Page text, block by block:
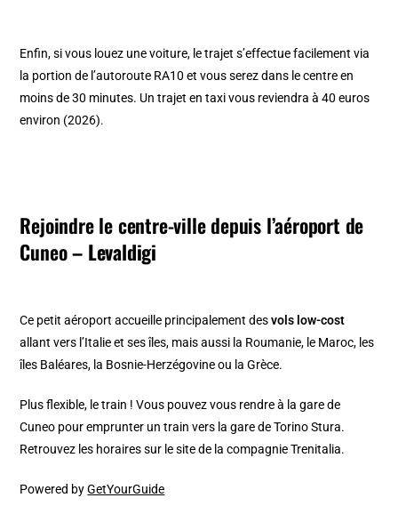
Enfin, si vous louez une voiture, le trajet s’effectue facilement via
la portion de l’autoroute RA10 et vous serez dans le centre en
moins de 30 minutes. Un trajet en taxi vous reviendra à 40 euros
environ (2026).
Rejoindre le centre-ville depuis l’aéroport de
Cuneo– Levaldigi
Ce petit aéroport accueille principalement desvols low-cost
allant vers l’Italie et ses îles, mais aussi la Roumanie, le Maroc, les
îles Baléares, la Bosnie-Herzégovine ou la Grèce.
Plus flexible, le train ! Vous pouvez vous rendre à la gare de
Cuneo pour emprunter un train vers la gare de Torino Stura.
Retrouvez les horaires sur le site de la compagnie Trenitalia.
Powered byGetYourGuide